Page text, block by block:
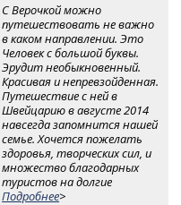
С Верочкой можно
путешествовать не важно
в каком направлении. Это
Человек с большой буквы.
Эрудит необыкновенный.
Красивая и непревзойденная.
Путешествие с ней в
Швейцарию в августе 2014
навсегда запомнится нашей
семье. Хочется пожелать
здоровья, творческих сил, и
множество благодарных
туристов на долгие
Подробнее>